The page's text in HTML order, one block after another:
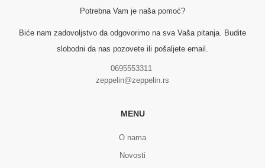
Potrebna Vam je naša pomoć?
Biće nam zadovoljstvo da odgovorimo na sva Vaša pitanja. Budite
slobodni da nas pozovete ili pošaljete email.
0695553311
zeppelin@zeppelin.rs
MENU
O nama
Novosti